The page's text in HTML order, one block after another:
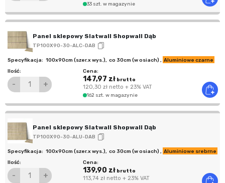
33 szt. w magazynie
Panel sklepowy Slatwall Shopwall Dąb
TP100X90-30-ALC-DAB
100x90cm (szer.x wys.), co 30cm (w osiach) , Aluminiowe czarne
- +
147,97 złbrutto
120,30 złnetto + 23% VAT
162 szt. w magazynie
Panel sklepowy Slatwall Shopwall Dąb
TP100X90-30-ALU-DAB
100x90cm (szer.x wys.), co 30cm (w osiach) , Aluminiowe srebrne
- +
139,90 złbrutto
113,74 złnetto + 23% VAT